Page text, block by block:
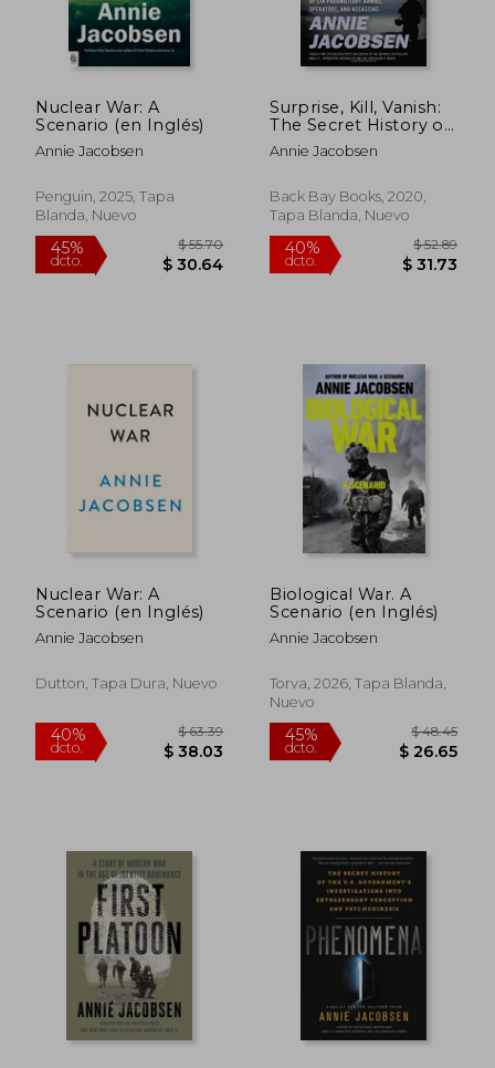
45%
dcto.
$ 28.32
$ 15.58
40%
dcto. $
Nuclear War: A
Scenario (en Inglés)
Annie Jacobsen
Penguin, 2025, Tapa
Blanda, Nuevo
Surprise, Kill, Vanish:
The Secret History of
cia Paramilitary
Armies, Operators,
Inglés)
Annie Jacobsen
Back Bay Books, 2020,
Tapa Blanda, Nuevo
Nuclear War: A
Scenario (en Inglés)
Annie Jacobsen
Dutton, Tapa Dura, Nuevo
Biological War. A
Scenario (en Inglés)
Annie Jacobsen
Torva, 2026, Tapa Blanda,
Nuevo